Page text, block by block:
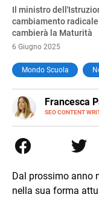
Il ministro
cambiamento
cambierà la Maturità
6 Giugno 2025
Mondo Scuola
Francesca
SEO CONTENT
E-
MAIL
le diverse
vita che
Dal prossimo anno
nella sua forma